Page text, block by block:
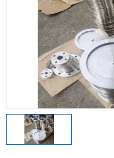
不锈钢扁钢